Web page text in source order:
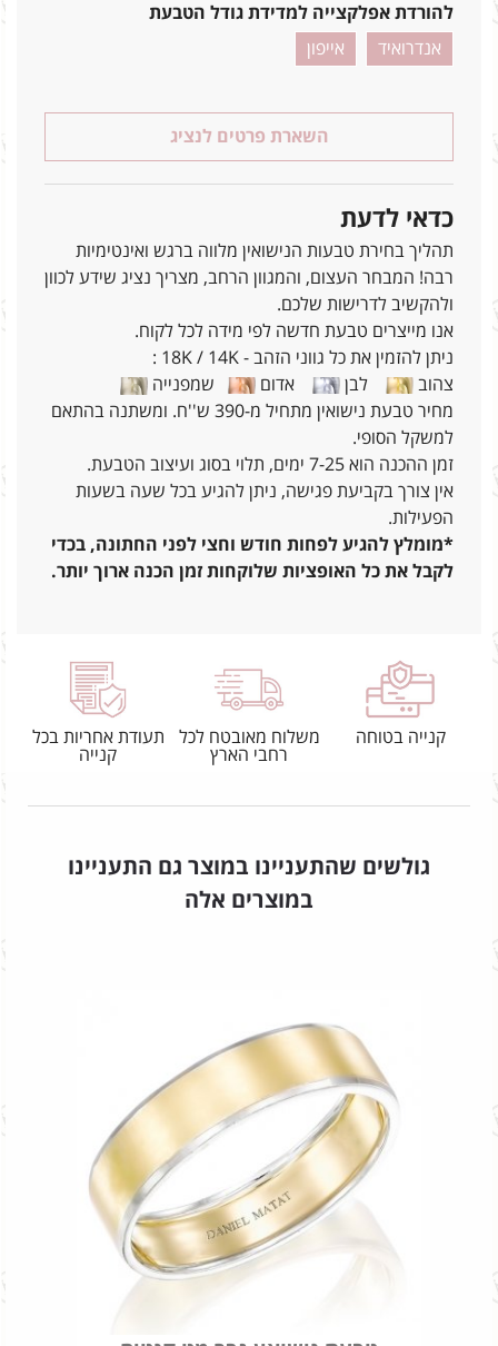
להורדת אפלקצייה למדידת גודל הטבעת
אנדרואיד
אייפון
השארת פרטים לנציג
כדאי לדעת
תהליך בחירת טבעות הנישואין מלווה ברגש ואינטימיות
רבה! המבחר העצום, והמגוון הרחב, מצריך נציג שידע לכוון
ולהקשיב לדרישות שלכם.
אנו מייצרים טבעת חדשה לפי מידה לכל לקוח.
ניתן להזמין את כל גווני הזהב - 18K / 14K :
צהוב
לבן אדום
שמפנייה
מחיר טבעת נישואין מתחיל מ-390 ש''ח. ומשתנה בהתאם
למשקל הסופי.
זמן ההכנה הוא 7-25 ימים, תלוי בסוג ועיצוב הטבעת.
אין צורך בקביעת פגישה, ניתן להגיע בכל שעה בשעות
הפעילות.
*מומלץ להגיע לפחות חודש וחצי לפני החתונה, בכדי
לקבל את כל האופציות שלוקחות זמן הכנה ארוך יותר.
קנייה בטוחה
משלוח מאובטח לכל
רחבי הארץ
תעודת אחריות בכל
קנייה
גולשים שהתעניינו במוצר גם התעניינו
במוצרים אלה